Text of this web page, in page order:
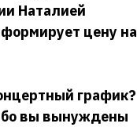
Наталией
цену на
график?
вы вынуждены